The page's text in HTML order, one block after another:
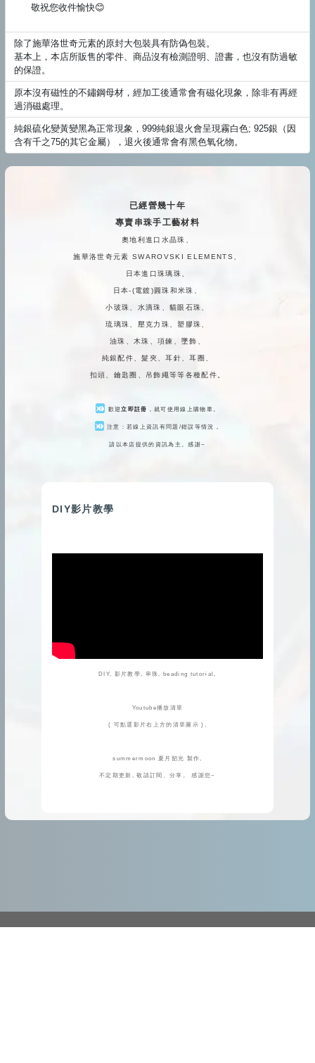
敬祝您收件愉快😊
除了施華洛世奇元素的原封大包裝具有防偽包裝。
基本上，本店所販售的零件、商品沒有檢測證明、證書，也沒有防過敏
的保證。
原本沒有磁性的不鏽鋼母材，經加工後通常會有磁化現象，除非有再經
過消磁處理。
純銀硫化變黃變黑為正常現象，999純銀退火會呈現霧白色; 925銀（因
含有千之75的其它金屬），退火後通常會有黑色氧化物。
已經營幾十年
專賣串珠手工藝材料
奧地利進口水晶珠、
施華洛世奇元素 SWAROVSKI ELEMENTS、
日本進口珠璃珠、
日本-(電鍍)圓珠和米珠、
小玻珠、水滴珠、貓眼石珠、
琉璃珠、壓克力珠、塑膠珠、
油珠、木珠、項鍊、墜飾、
純銀配件、髮夾、耳針、耳圈、
扣頭、鑰匙圈、吊飾繩等等各種配件。
歡迎立即註冊 ，就可使用線上購物車。
注意：若線上資訊有問題/錯誤等情況，
請以本店提供的資訊為主。感謝~
DIY影片教學
DIY, 影片教學, 串珠, beading tutorial,
Youtube播放清單
( 可點選影片右上方的清單圖示 ),
summermoon 夏月韶光 製作,
不定期更新, 敬請訂閱、分享。 感謝您~